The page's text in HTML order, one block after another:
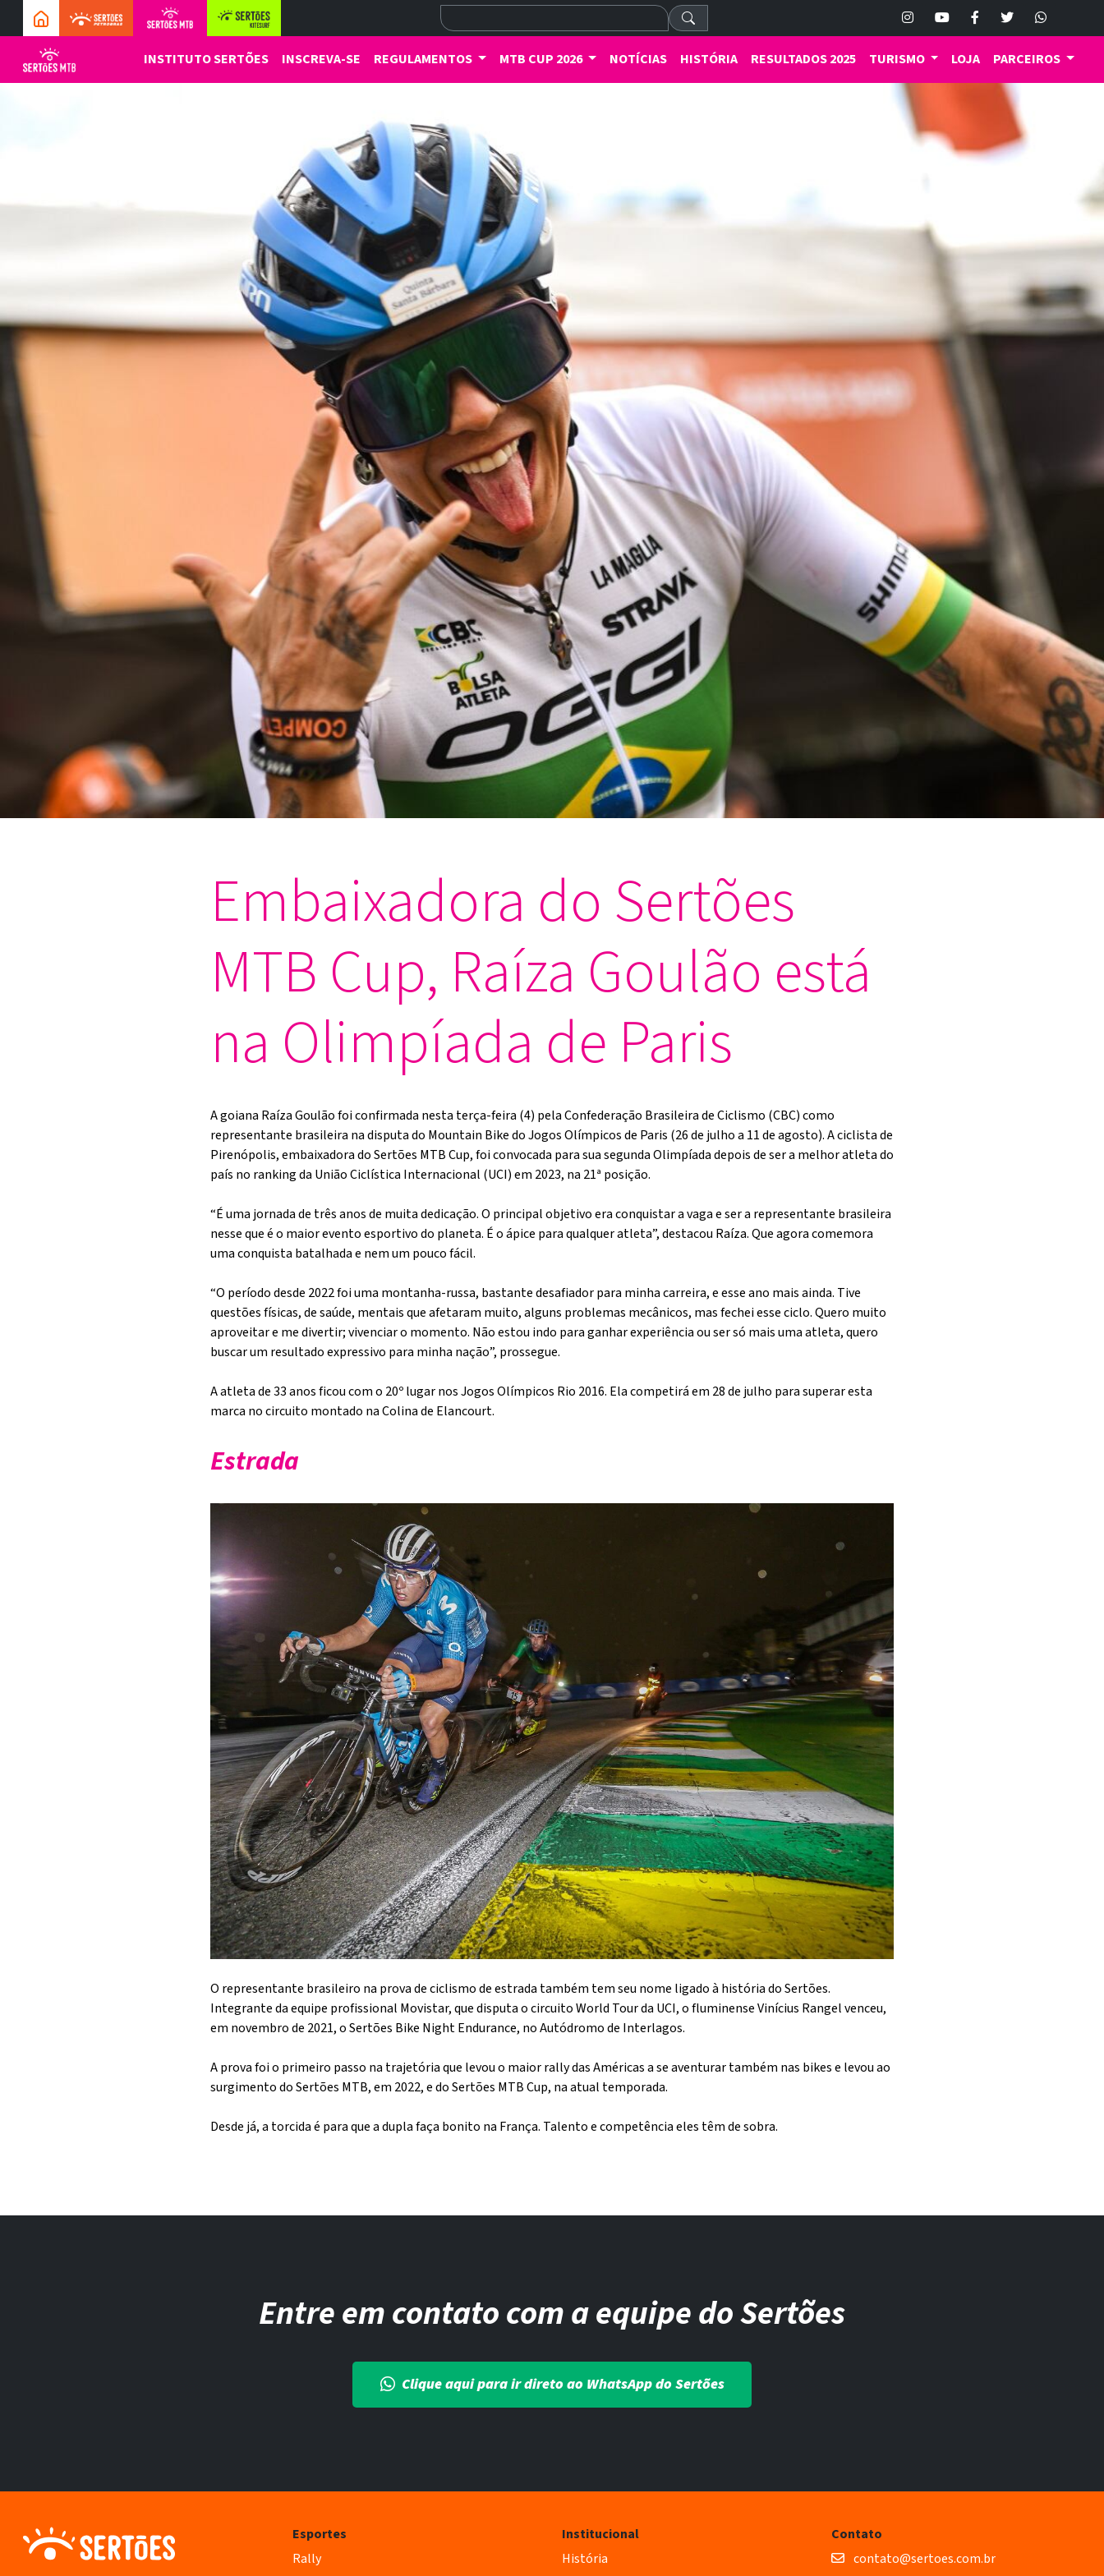
INSTITUTO SERTÕES INSCREVA-SE REGULAMENTOS MTB CUP 2026 NOTÍCIAS HISTÓRIA RESULTADOS 2025 TURISMO LOJA PARCEIROS
Embaixadora do Sertões
MTB Cup, Raíza Goulão está
na Olimpíada de Paris
A goiana Raíza Goulão foi confirmada nesta terça-feira (4) pela Confederação Brasileira de Ciclismo (CBC) como
representante brasileira na disputa do Mountain Bike do Jogos Olímpicos de Paris (26 de julho a 11 de agosto). A ciclista de
Pirenópolis, embaixadora do Sertões MTB Cup, foi convocada para sua segunda Olimpíada depois de ser a melhor atleta do
país no ranking da União Ciclística Internacional (UCI) em 2023, na 21ª posição.
“É uma jornada de três anos de muita dedicação. O principal objetivo era conquistar a vaga e ser a representante brasileira
nesse que é o maior evento esportivo do planeta. É o ápice para qualquer atleta”, destacou Raíza. Que agora comemora
uma conquista batalhada e nem um pouco fácil.
“O período desde 2022 foi uma montanha-russa, bastante desafiador para minha carreira, e esse ano mais ainda. Tive
questões físicas, de saúde, mentais que afetaram muito, alguns problemas mecânicos, mas fechei esse ciclo. Quero muito
aproveitar e me divertir; vivenciar o momento. Não estou indo para ganhar experiência ou ser só mais uma atleta, quero
buscar um resultado expressivo para minha nação”, prossegue.
A atleta de 33 anos ficou com o 20º lugar nos Jogos Olímpicos Rio 2016. Ela competirá em 28 de julho para superar esta
marca no circuito montado na Colina de Elancourt.
Estrada
O representante brasileiro na prova de ciclismo de estrada também tem seu nome ligado à história do Sertões.
Integrante da equipe profissional Movistar, que disputa o circuito World Tour da UCI, o fluminense Vinícius Rangel venceu,
em novembro de 2021, o Sertões Bike Night Endurance, no Autódromo de Interlagos.
A prova foi o primeiro passo na trajetória que levou o maior rally das Américas a se aventurar também nas bikes e levou ao
surgimento do Sertões MTB, em 2022, e do Sertões MTB Cup, na atual temporada.
Desde já, a torcida é para que a dupla faça bonito na França. Talento e competência eles têm de sobra.
Entre em contato com a equipe do Sertões
Clique aqui para ir direto ao WhatsApp do Sertões
Esportes
Rally
Institucional
História
Contato
contato@sertoes.com.br